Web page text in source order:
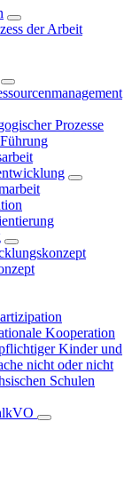
der Arbeit
Prozesse
Kooperation
Kinder und
nicht oder nicht
Schulen